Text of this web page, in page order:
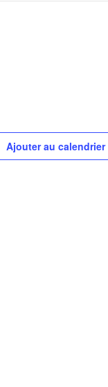
Ajouter au calendrier